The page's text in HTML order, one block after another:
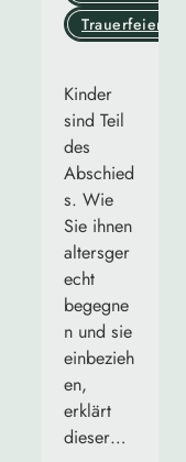
Trauerfeier
Kinder
sind Teil
des
Abschied
s. Wie
Sie ihnen
altersger
echt
begegne
n und sie
einbezieh
en,
erklärt
dieser…